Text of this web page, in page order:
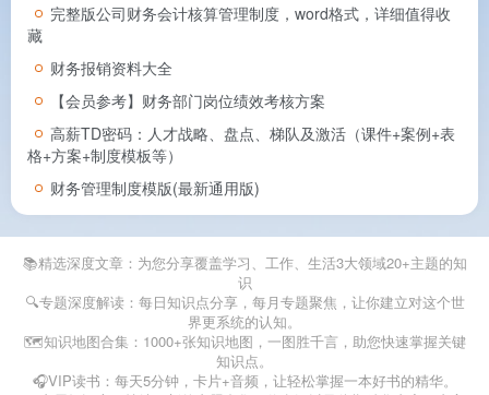
完整版公司财务会计核算管理制度，word格式，详细值得收
藏
财务报销资料大全
【会员参考】财务部门岗位绩效考核方案
高薪TD密码：人才战略、盘点、梯队及激活（课件+案例+表
格+方案+制度模板等）
财务管理制度模版(最新通用版)
📚精选深度文章：为您分享覆盖学习、工作、生活3大领域20+主题的知
识
🔍专题深度解读：每日知识点分享，每月专题聚焦，让你建立对这个世
界更系统的认知。
🗺️知识地图合集：1000+张知识地图，一图胜千言，助您快速掌握关键
知识点。
🎧VIP读书：每天5分钟，卡片+音频，让轻松掌握一本好书的精华。